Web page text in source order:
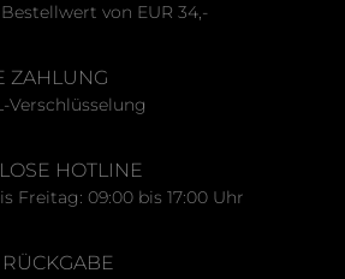
von EUR 34,-
ZAHLUNG
Verschlüsselung
HOTLINE
Freitag: 09:00 bis 17:00 Uhr